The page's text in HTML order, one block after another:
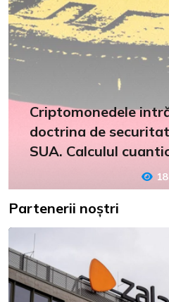
Criptomonedele
doctrina de
SUA. Calculul
18
Partenerii noștri